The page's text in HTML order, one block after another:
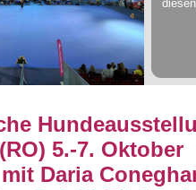
5.-7. Oktober
Daria